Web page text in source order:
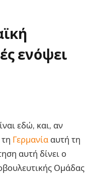
ενόψει
εδώ, και, αν
Γερμανία αυτή τη
αυτή δίνει ο
Ομάδας